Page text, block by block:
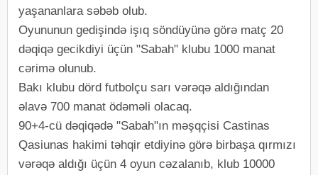
yaşananlara səbəb olub.
Oyununun gedişində işıq söndüyünə görə matç 20
dəqiqə gecikdiyi üçün "Sabah" klubu 1000 manat
cərimə olunub.
Bakı klubu dörd futbolçu sarı vərəqə aldığından
əlavə 700 manat ödəməli olacaq.
90+4-cü dəqiqədə "Sabah"ın məşqçisi Castinas
Qasiunas hakimi təhqir etdiyinə görə birbaşa qırmızı
vərəqə aldığı üçün 4 oyun cəzalanıb, klub 10000